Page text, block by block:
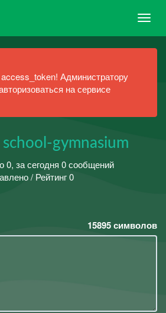
Администратору
на сервисе
gymnasium
0, за сегодня 0 сообщений
/ Рейтинг 0
15895символов